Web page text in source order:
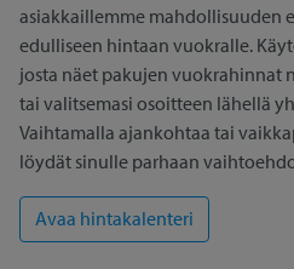
asiakkaillemme mahdollisuuden
edulliseen hintaan vuokralle.
josta näet pakujen vuokrahinnat
tai valitsemasi osoitteen lähellä
Vaihtamalla ajankohtaa tai
löydät sinulle parhaan